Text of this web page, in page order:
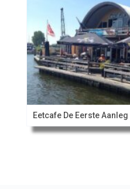
Eetcafe De Eerste Aanleg